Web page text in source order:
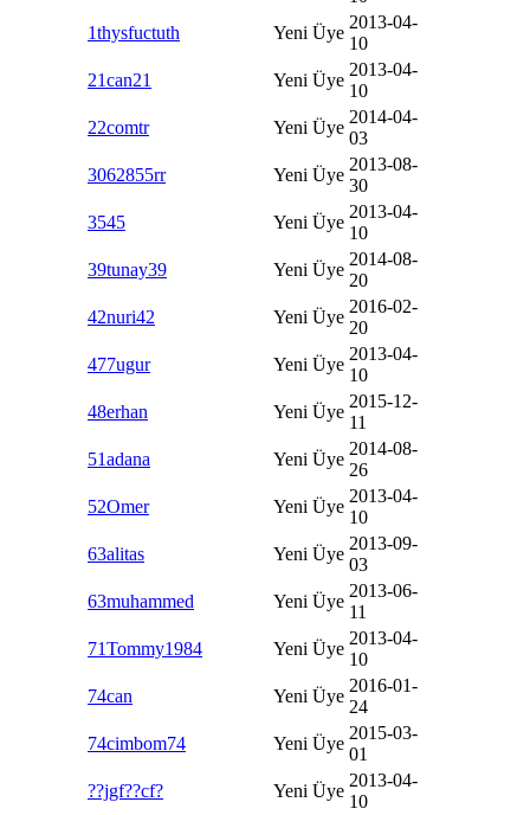
1thysfuctuth
Yeni Üye
2013-04-
10
21can21
Yeni Üye
2013-04-
10
22comtr
Yeni Üye
2014-04-
03
3062855rr
Yeni Üye
2013-08-
30
3545
Yeni Üye
2013-04-
10
39tunay39
Yeni Üye
2014-08-
20
42nuri42
Yeni Üye
2016-02-
20
477ugur
Yeni Üye
2013-04-
10
48erhan
Yeni Üye
2015-12-
11
51adana
Yeni Üye
2014-08-
26
52Omer
Yeni Üye
2013-04-
10
63alitas
Yeni Üye
2013-09-
03
63muhammed
Yeni Üye
2013-06-
11
71Tommy1984
Yeni Üye
2013-04-
10
74can
Yeni Üye
2016-01-
24
74cimbom74
Yeni Üye
2015-03-
01
??jgf??cf?
Yeni Üye
2013-04-
10